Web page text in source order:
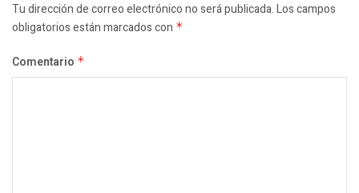
Tu dirección de correo electrónico no será publicada.Los campos
obligatorios están marcados con *
Comentario *